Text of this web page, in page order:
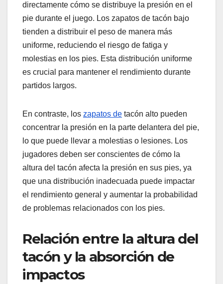
directamente cómo se distribuye la presión en el
pie durante el juego. Los zapatos de tacón bajo
tienden a distribuir el peso de manera más
uniforme, reduciendo el riesgo de fatiga y
molestias en los pies. Esta distribución uniforme
es crucial para mantener el rendimiento durante
partidos largos.
En contraste, los zapatos de tacón alto pueden
concentrar la presión en la parte delantera del pie,
lo que puede llevar a molestias o lesiones. Los
jugadores deben ser conscientes de cómo la
altura del tacón afecta la presión en sus pies, ya
que una distribución inadecuada puede impactar
el rendimiento general y aumentar la probabilidad
de problemas relacionados con los pies.
Relación entre la altura del
tacón y la absorción de
impactos